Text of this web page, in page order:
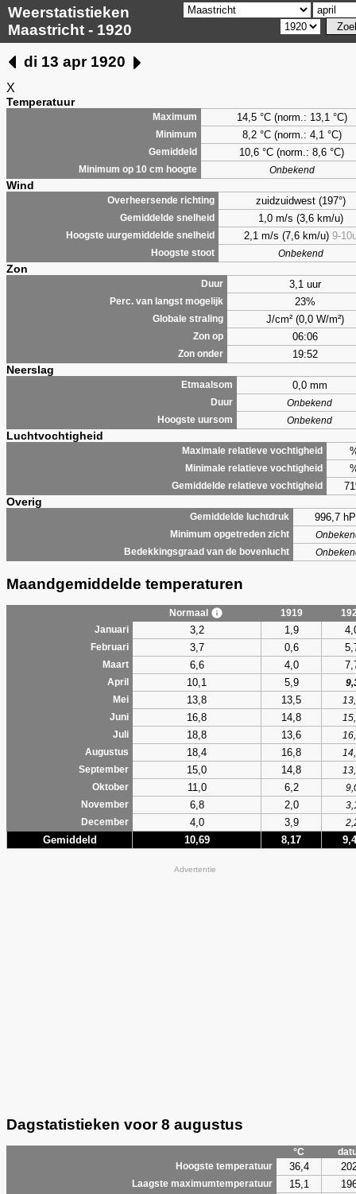
Weerstatistieken
Maastricht - 1920
di 13 apr 1920
X
Temperatuur
Maximum 14,5 °C (norm.: 13,1 °C)
Minimum 8,2°C (norm.: 4,1 °C)
Gemiddeld 10,6 °C (norm.: 8,6 °C)
Minimum op 10 cm hoogte Onbekend
Wind
Overheersende richting zuidzuidwest (197°)
Gemiddelde snelheid 1,0 m/s (3,6 km/u)
Hoogste uurgemiddelde snelheid 2,1 m/s (7,6 km/u) 9-
Hoogste stoot Onbekend
Zon
Duur 3,1 uur
Perc. van langst mogelijk 23%
Globale straling J/cm² (0,0 W/m²)
Zon op 06:06
Zon onder 19:52
Neerslag
Etmaalsom 0,0 mm
Duur
Onbekend
Hoogste uursom
Onbekend
Luchtvochtigheid
Maximale relatieve vochtigheid
Minimale relatieve vochtigheid
Gemiddelde relatieve vochtigheid
Overig
Gemiddelde luchtdruk 996,7
Minimum opgetreden zicht
Bedekkingsgraad van de bovenlucht
Maandgemiddelde temperaturen
Normaal 1919
Januari
3,2 1,9
Februari 3,7 0,6
Maart 6,6 4,0
April 10,1 5,9
Mei
13,8 13,5
Juni
16,8 14,8
Juli
18,8 13,6
Augustus
18,4 16,8
September
15,0 14,8
Oktober
11,0 6,2
November
6,8 2,0
December
4,0 3,9
Gemiddeld 10,69 8,17
Advertentie
Dagstatistieken voor 8 augustus
°C
Hoogste temperatuur
36,4
Laagste maximumtemperatuur 15,1